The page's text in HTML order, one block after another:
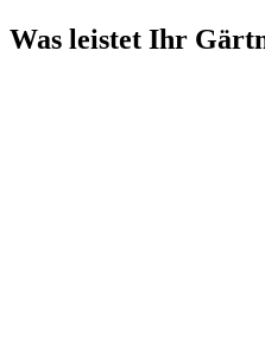
Was leistet Ihr